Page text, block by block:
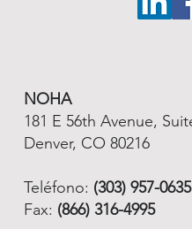
NOHA
181 E 56th Avenue,
Denver, CO 80216
Teléfono: (303) 957-0635
Fax: (866) 316-4995